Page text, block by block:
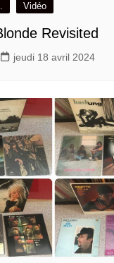
Vidéo
Revisited
jeudi 18 avril 2024